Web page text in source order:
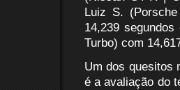
Luiz S.
14,239
Turbo) com
Um dos quesitos
é a avaliação do